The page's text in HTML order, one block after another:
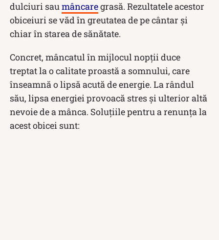
dulciuri saumâncaregrasă. Rezultatele acestor
obiceiuri se văd în greutatea de pe cântar și
chiar în starea de sănătate.
Concret, mâncatul în mijlocul nopții duce
treptat la o calitate proastă a somnului, care
înseamnă o lipsă acută de energie. La rândul
său, lipsa energiei provoacă stres și ulterior altă
nevoie de a mânca. Soluțiile pentru a renunța la
acest obicei sunt: